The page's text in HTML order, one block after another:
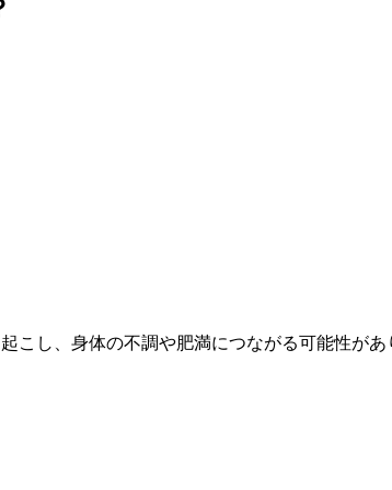
し、身体の不調や肥満につながる可能性が